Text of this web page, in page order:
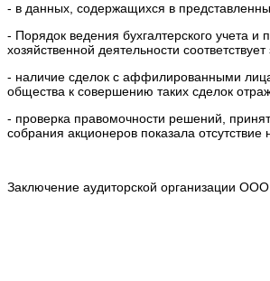
- в данных, содержащихся в
- Порядок ведения бухгалтерского учета
хозяйственной деятельности
- наличие сделок с аффилированными
общества к совершению таких сделок
- проверка правомочности решений,
собрания акционеров показала
Заключение аудиторской организации